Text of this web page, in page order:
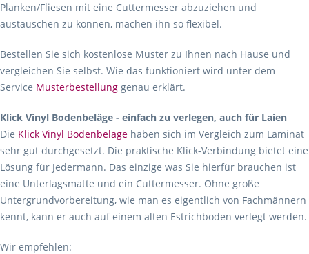
Planken/Fliesen mit eine Cuttermesser abzuziehen und
austauschen zu können, machen ihn so flexibel.
Bestellen Sie sich kostenlose Muster zu Ihnen nach Hause und
vergleichen Sie selbst. Wie das funktioniert wird unter dem
Service Musterbestellung genau erklärt.
Klick Vinyl Bodenbeläge - einfach zu verlegen, auch für Laien
Die Klick Vinyl Bodenbeläge haben sich im Vergleich zum Laminat
sehr gut durchgesetzt. Die praktische Klick-Verbindung bietet eine
Lösung für Jedermann. Das einzige was Sie hierfür brauchen ist
eine Unterlagsmatte und ein Cuttermesser. Ohne große
Untergrundvorbereitung, wie man es eigentlich von Fachmännern
kennt, kann er auch auf einem alten Estrichboden verlegt werden.
Wir empfehlen: